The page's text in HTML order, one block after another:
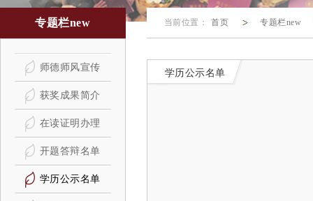
专题栏new
师德师风宣传
获奖成果简介
在读证明办理
开题答辩名单
学历公示名单
当前位置： 首页 专题栏new
学历公示名单